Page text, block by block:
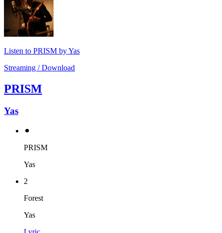
Listen to PRISM by Yas
Streaming / Download
PRISM
Yas
⚫︎
PRISM
Yas
2
Forest
Yas